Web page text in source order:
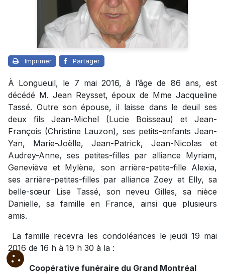
Imprimer Partager
À Longueuil, le 7 mai 2016, à l’âge de 86 ans, est
décédé M. Jean Reysset, époux de Mme Jacqueline
Tassé. Outre son épouse, il laisse dans le deuil ses
deux fils Jean-Michel (Lucie Boisseau) et Jean-
François (Christine Lauzon), ses petits-enfants Jean-
Yan, Marie-Joëlle, Jean-Patrick, Jean-Nicolas et
Audrey-Anne, ses petites-filles par alliance Myriam,
Geneviève et Mylène, son arrière-petite-fille Alexia,
ses arrière-petites-filles par alliance Zoey et Elly, sa
belle-sœur Lise Tassé, son neveu Gilles, sa nièce
Danielle, sa famille en France, ainsi que plusieurs
amis.
La famille recevra les condoléances le jeudi 19 mai
2016 de 16 h à 19 h 30 à la :
Coopérative funéraire du Grand Montréal